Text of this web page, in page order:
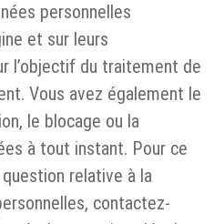
personnelles
et sur leurs
l’objectif du traitement de
Vous avez également le
le blocage ou la
à tout instant. Pour ce
relative à la
contactez-